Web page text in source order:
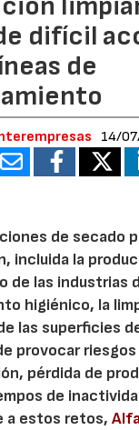
difícil
de
14/
de secado
incluida la
de las industrias
higiénico, la
las superficies
provocar riesgos
pérdida de
de
a estos retos,